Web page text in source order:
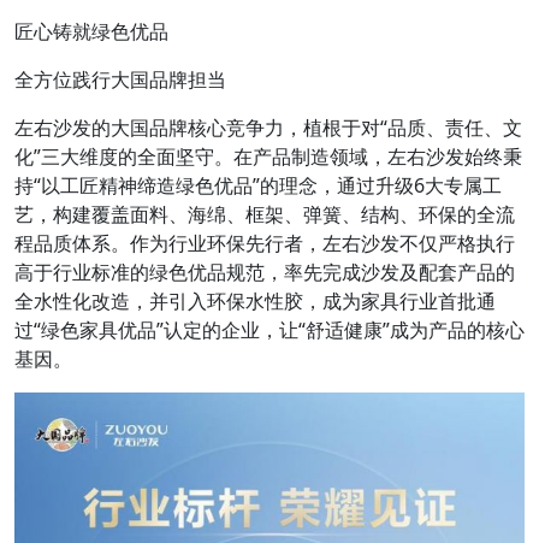
匠心铸就绿色优品
全方位践行大国品牌担当
左右沙发的大国品牌核心竞争力，植根于对“品质、责任、文
化”三大维度的全面坚守。在产品制造领域，左右沙发始终秉
持“以工匠精神缔造绿色优品”的理念，通过升级6大专属工
艺，构建覆盖面料、海绵、框架、弹簧、结构、环保的全流
程品质体系。作为行业环保先行者，左右沙发不仅严格执行
高于行业标准的绿色优品规范，率先完成沙发及配套产品的
全水性化改造，并引入环保水性胶，成为家具行业首批通
过“绿色家具优品”认定的企业，让“舒适健康”成为产品的核心
基因。